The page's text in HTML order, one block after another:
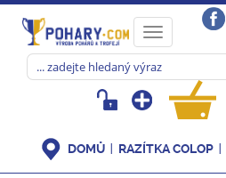
Toggle
navigation
DOMŮ RAZÍTKA COLOP